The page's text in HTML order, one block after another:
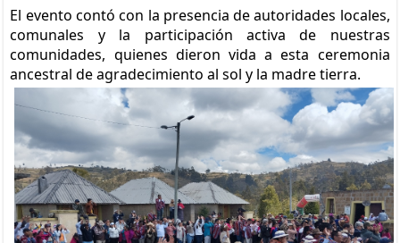
El evento contó con la presencia de autoridades locales,
comunales y la participación activa de nuestras
comunidades, quienes dieron vida a esta ceremonia
ancestral de agradecimiento al sol y la madre tierra.